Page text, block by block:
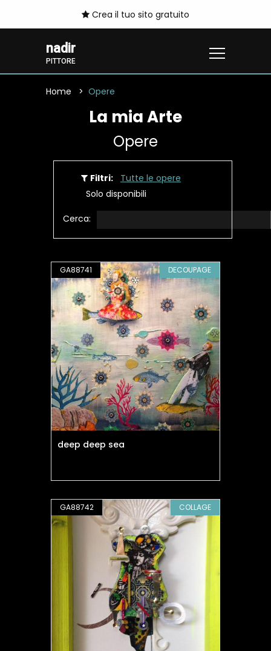
Crea il tuo sito gratuito
nadir
PITTORE
Home Opere
La mia Arte
Opere
Filtri:
Tutte le opere
Solo disponibili
Cerca:
GA88741 DECOUPAGE
deep deep sea
GA88742 COLLAGE